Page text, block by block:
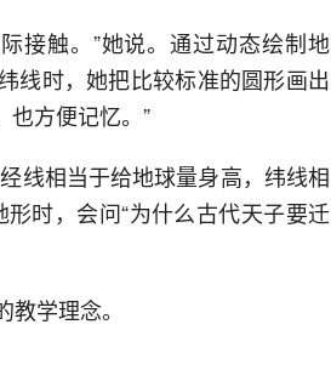
接触。”她说。通过动态绘制地
线时，她把比较标准的圆形画出
也方便记忆。”
线相当于给地球量身高，纬线相
时，会问“为什么古代天子要迁
学理念。